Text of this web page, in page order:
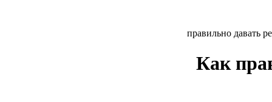
правильно давать
Как